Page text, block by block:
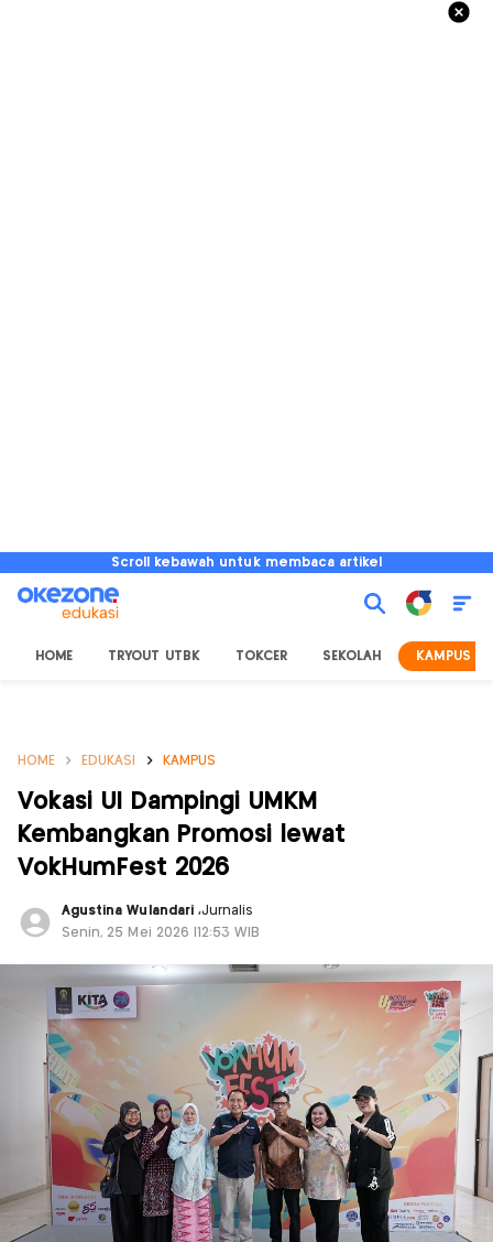
Scroll kebawah untuk membaca artikel
HOME TRYOUT UTBK TOKCER SEKOLAH KAMPUS
HOME EDUKASI KAMPUS
Vokasi UI Dampingi UMKM
Kembangkan Promosi lewat
VokHumFest 2026
Agustina Wulandari ,Jurnalis
Senin, 25 Mei 2026 |12:53 WIB